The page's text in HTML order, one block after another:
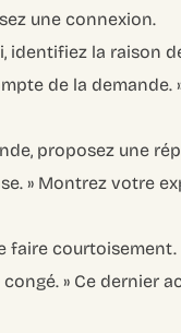
une connexion.
identifiez la raison
de la demande.
proposez une
» Montrez votre
faire courtoisement.
» Ce dernier